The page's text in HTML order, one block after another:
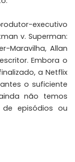
executivo
v. Superman:
Maravilha, Allan
Embora o
a Netflix
o suficiente
não temos
de episódios ou